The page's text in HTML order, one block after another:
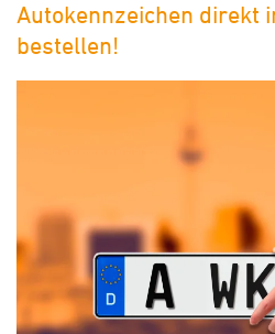
Autokennzeichen direkt
bestellen!